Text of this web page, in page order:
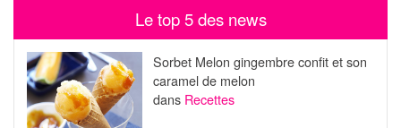
Le top 5 des news
Sorbet Melon gingembre confit et son
caramel de melon
dans Recettes